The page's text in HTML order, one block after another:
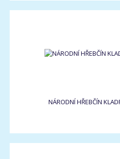
NÁRODNÍ HŘEBČÍN